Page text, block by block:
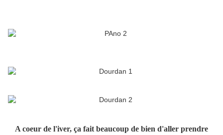
A coeur de l'iver, ça fait beaucoup de bien d'aller prendre